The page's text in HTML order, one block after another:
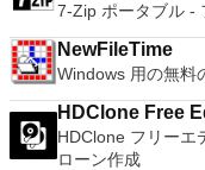
7-Zip ポータブル -
NewFileTime
Windows 用の無料
HDClone Free
HDClone フリーエ
ローン作成